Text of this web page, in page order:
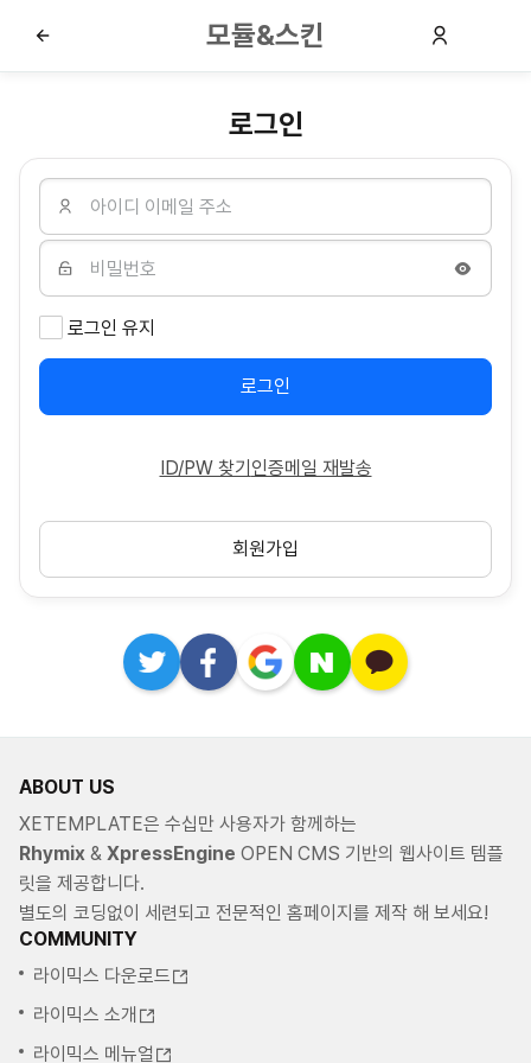
모듈&스킨
로그인
로그인 유지
로그인
ID/PW 찾기 인증메일 재발송
회원가입
ABOUT US
XETEMPLATE은 수십만 사용자가 함께하는
Rhymix & XpressEngine OPEN CMS 기반의 웹사이트 템플
릿을 제공합니다.
별도의 코딩없이 세련되고 전문적인 홈페이지를 제작 해 보세요!
COMMUNITY
라이믹스 다운로드
라이믹스 소개
라이믹스 메뉴얼